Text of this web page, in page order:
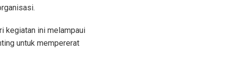
kegiatan ini melampaui
untuk mempererat